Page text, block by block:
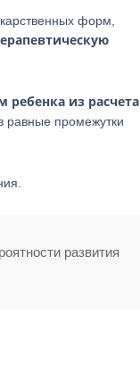
форм,
ребенка из расчета
равные промежутки
развития